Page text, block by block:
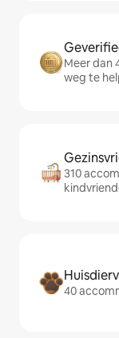
Meer dan
weg te
310
40